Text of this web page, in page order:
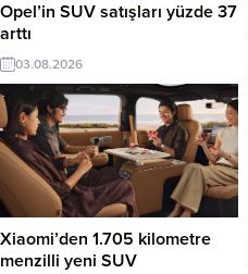
Opel’in SUV satışları yüzde 37
arttı
03.08.2026
Xiaomi’den 1.705 kilometre
menzilli yeni SUV